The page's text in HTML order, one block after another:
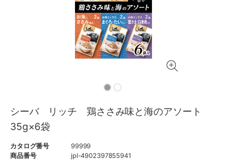
シーバ リッチ 鶏ささみ味と海のアソート
35g×6袋
カタログ番号
99999
商品番号
jpl-4902397855941